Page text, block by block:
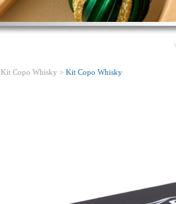
Kit Copo Whisky > Kit Copo Whisky